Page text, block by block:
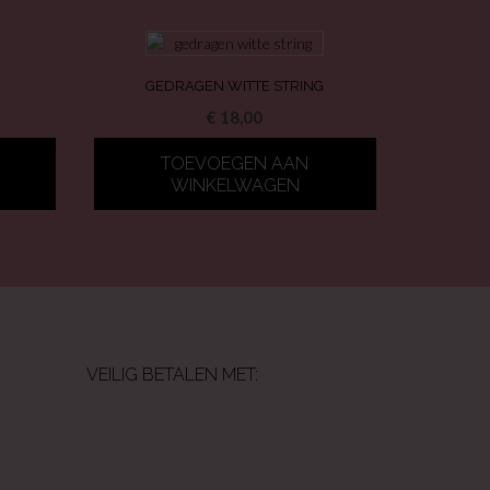
GEDRAGEN WITTE STRING
€ 18,00
TOEVOEGEN AAN
WINKELWAGEN
VEILIG BETALEN MET: